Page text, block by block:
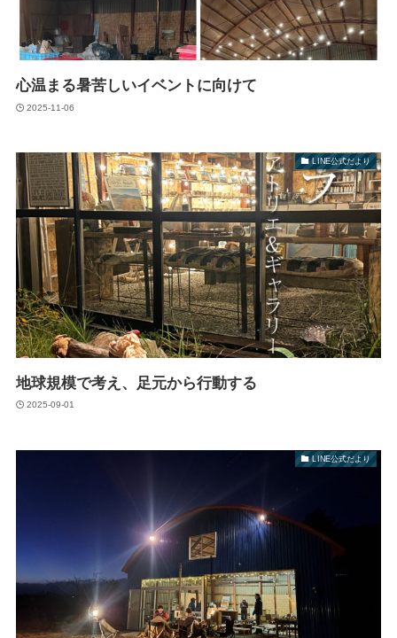
心温まる暑苦しいイベントに向けて
2025-11-06
LINE公式だより
地球規模で考え、足元から行動する
2025-09-01
LINE公式だより